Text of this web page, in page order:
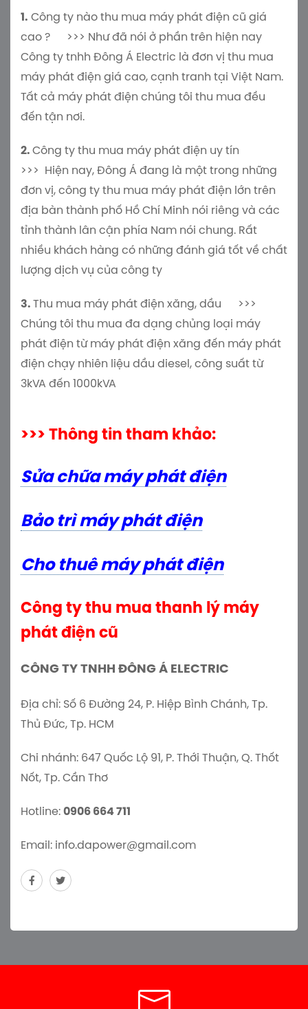
1. Công ty nào thu mua máy phát điện cũ giá
cao ? >>> Như đã nói ở phần trên hiện nay
Công ty tnhh Đông Á Electric là đơn vị thu mua
máy phát điện giá cao, cạnh tranh tại Việt Nam.
Tất cả máy phát điện chúng tôi thu mua đều
đến tận nơi.
2. Công ty thu mua máy phát điện uy tín
>>> Hiện nay, Đông Á đang là một trong những
đơn vị, công ty thu mua máy phát điện lớn trên
địa bàn thành phố Hồ Chí Minh nói riêng và các
tỉnh thành lân cận phía Nam nói chung. Rất
nhiều khách hàng có những đánh giá tốt về chất
lượng dịch vụ của công ty
3. Thu mua máy phát điện xăng, dầu >>>
Chúng tôi thu mua đa dạng chủng loại máy
phát điện từ máy phát điện xăng đến máy phát
điện chạy nhiên liệu dầu diesel, công suất từ
3kVA đến 1000kVA
>>> Thông tin tham khảo:
Sửa chữa máy phát điện
Bảo trì máy phát điện
Cho thuê máy phát điện
Địa chỉ: Số 6 Đường 24, P. Hiệp Bình Chánh, Tp.
Nốt, Tp. Cần Thơ